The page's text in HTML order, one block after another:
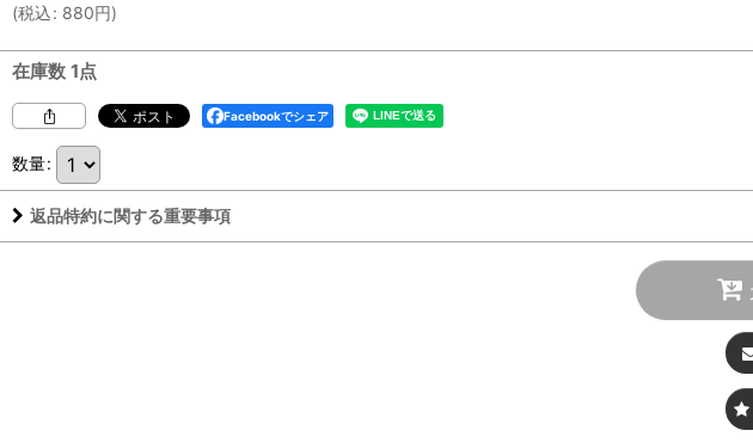
(税込: 880円)
在庫数 1点
Facebookでシェア
数量:
返品特約に関する重要事項